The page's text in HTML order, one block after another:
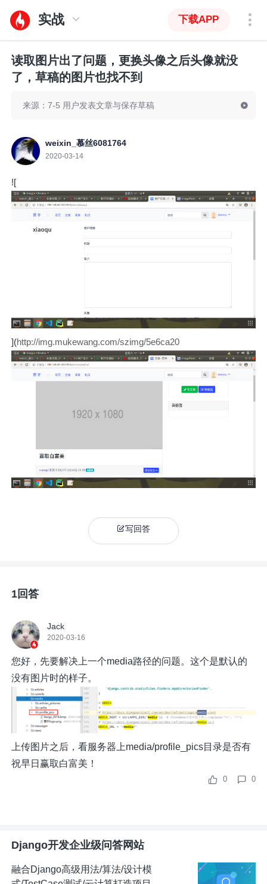
实战 下载APP
读取图片出了问题，更换头像之后头像就没
了，草稿的图片也找不到
来源：7-5 用户发表文章与保存草稿
weixin_慕丝6081764
2020-03-14
![
](http://img.mukewang.com/szimg/5e6ca20
写回答
1回答
Jack
2020-03-16
您好，先要解决上一个media路径的问题。这个是默认的
没有图片时的样子。
上传图片之后，看服务器上media/profile_pics目录是否有
祝早日赢取白富美！
0 0
Django开发企业级问答网站
融合Django高级用法/算法/设计模